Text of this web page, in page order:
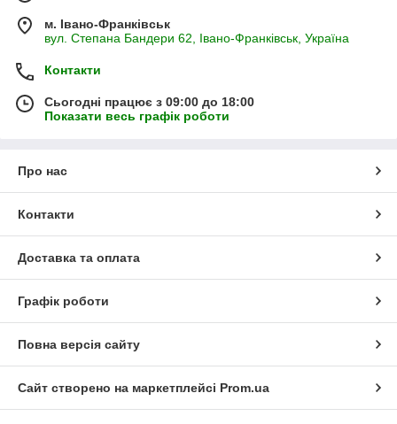
м. Івано-Франківськ
вул. Степана Бандери 62, Івано-Франківськ, Україна
Контакти
Сьогодні працює з 09:00 до 18:00
Показати весь графік роботи
Про нас
Контакти
Доставка та оплата
Графік роботи
Повна версія сайту
Сайт створено на маркетплейсі Prom.ua